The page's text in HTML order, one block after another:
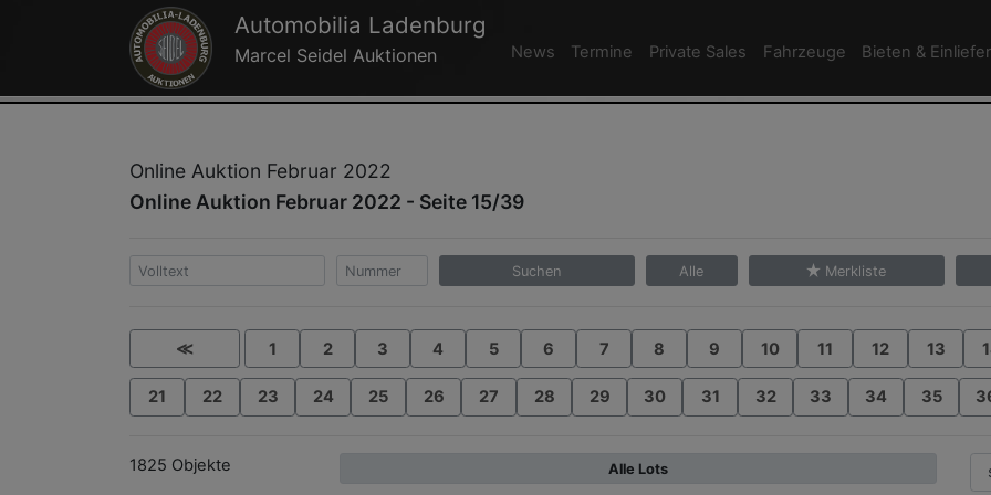
Automobilia Ladenburg
Marcel Seidel Auktionen News Termine Private Sales Fahrzeuge Bieten &
Online Auktion Februar 2022
Online Auktion Februar 2022 - Seite 15/39
Suchen Alle Merkliste
≪ 1 2 3 4 5 6 7 8 9 10 11 12 13
21 22 23 24 25 26 27 28 29 30 31 32 33 34 35
1825 Objekte Alle Lots